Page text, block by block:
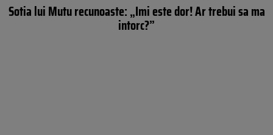
Sotia lui Mutu recunoaste: „Imi este dor! Ar trebui sa ma
intorc?”